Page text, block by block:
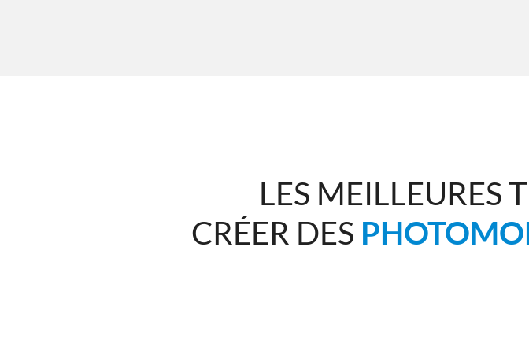
LES MEILLEURES
CRÉER DES